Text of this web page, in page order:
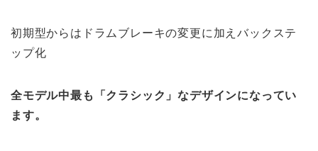
初期型からはドラムブレーキの変更に加えバックステ
ップ化
全モデル中最も「クラシック」なデザインになってい
ます。